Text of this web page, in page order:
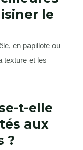
le
en papillote ou
texture et les
t-elle
aux
?